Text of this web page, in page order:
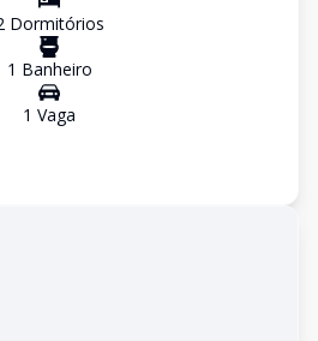
Dormitórios
1 Banheiro
1 Vaga